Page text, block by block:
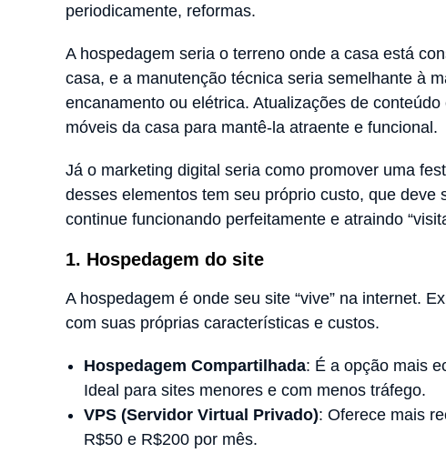
periodicamente, reformas.
A hospedagem seria o terreno onde a casa está
casa, e a manutenção técnica seria semelhante à
encanamento ou elétrica. Atualizações de
móveis da casa para mantê-la atraente e funcional.
Já o marketing digital seria como promover uma
desses elementos tem seu próprio custo, que deve
continue funcionando perfeitamente e atraindo
1. Hospedagem do site
A hospedagem é onde seu site “vive” na internet.
com suas próprias características e custos.
Hospedagem Compartilhada: É a opção mais
Ideal para sites menores e com menos tráfego.
VPS (Servidor Virtual Privado): Oferece mais
R$50 e R$200 por mês.